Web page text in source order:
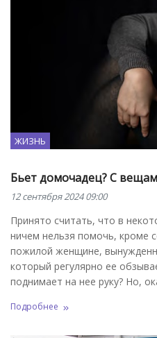
ЖИЗНЬ
Бьет домочадец? С
12 сентября 2024 09:00
Принято считать, что в
ничем нельзя помочь, кроме
пожилой женщине,
который регулярно ее
поднимает на нее руку? Но,
Подробнее